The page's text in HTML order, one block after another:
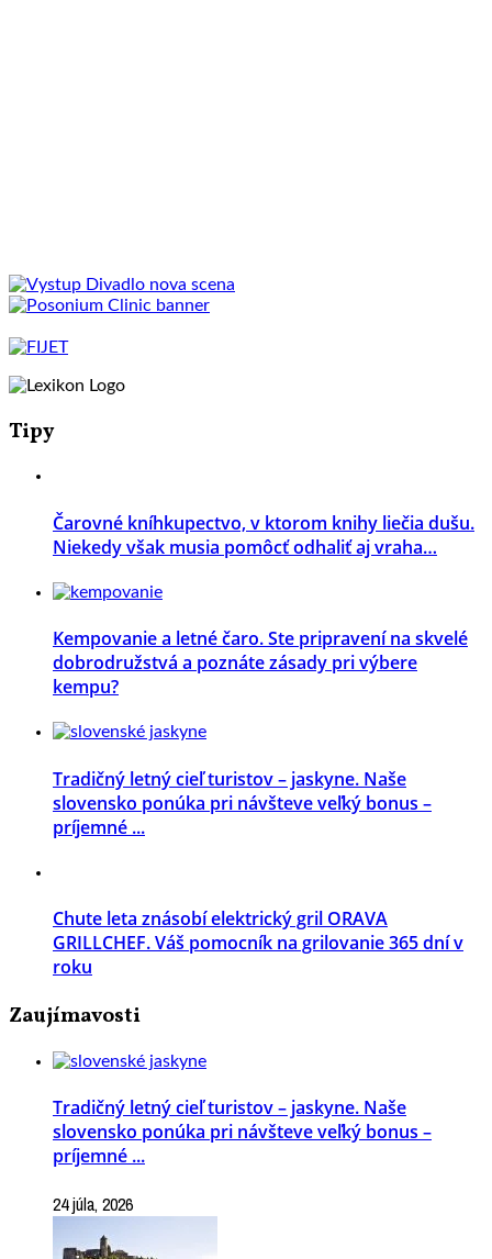
Tipy
Čarovné kníhkupectvo, v ktorom knihy liečia dušu.
Niekedy však musia pomôcť odhaliť aj vraha…
Kempovanie a letné čaro. Ste pripravení na skvelé
dobrodružstvá a poznáte zásady pri výbere
kempu?
Tradičný letný cieľ turistov – jaskyne. Naše
slovensko ponúka pri návšteve veľký bonus –
príjemné ...
Chute leta znásobí elektrický gril ORAVA
GRILLCHEF. Váš pomocník na grilovanie 365 dní v
roku
Zaujímavosti
Tradičný letný cieľ turistov – jaskyne. Naše
slovensko ponúka pri návšteve veľký bonus –
príjemné ...
24 júla, 2026